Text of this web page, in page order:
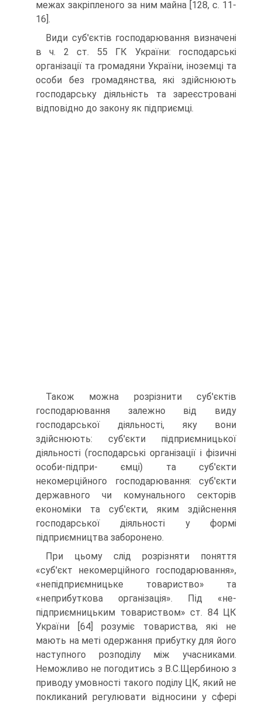
межах закріпленого за ним майна [128, с. 11-
16].
Види суб'єктів господарювання визначені
в ч. 2 ст. 55 ГК України: господарські
організації та грома­дяни України, іноземці та
особи без громадянства, які здійснюють
господарську діяльність та зареєстровані
відповідно до закону як підприємці.
Також можна розрізнити суб'єктів
господарю­вання залежно від виду
господарської діяльності, яку вони
здійснюють: суб'єкти підприємницької
діяль­ності (господарські організації і фізичні
особи-підпри- ємці) та суб'єкти
некомерційного господарювання: суб'єкти
державного чи комунального секторів
еконо­міки та суб'єкти, яким здійснення
господарської діяль­ності у формі
підприємництва заборонено.
При цьому слід розрізняти поняття
«суб'єкт не­комерційного господарювання»,
«непідприємницьке товариство» та
«неприбуткова організація». Під «не-
підприємницьким товариством» ст. 84 ЦК
України [64] розуміє товариства, які не
мають на меті одержан­ня прибутку для його
наступного розподілу між учас­никами.
Неможливо не погодитись з В.С.Щербиною з
приводу умовності такого поділу ЦК, який не
покли­каний регулювати відносини у сфері